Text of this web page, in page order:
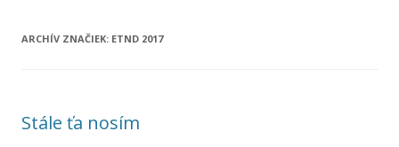
ARCHÍV ZNAČIEK: ETND 2017
Stále ťa nosím